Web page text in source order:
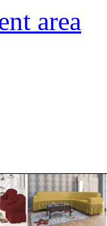
area